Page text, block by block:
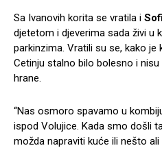
Sa Ivanovih korita se vratila i
djetetom i djeverima sada živi u
parkinzima. Vratili su se, kako je
Cetinju stalno bilo bolesno i
hrane.
“Nas osmoro spavamo u
ispod Volujice. Kada smo došli
možda napraviti kuće ili nešto